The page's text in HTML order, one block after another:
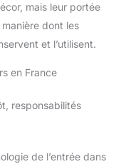
mais leur portée
dont les
et l’utilisent.
en France
responsabilités
de l’entrée dans